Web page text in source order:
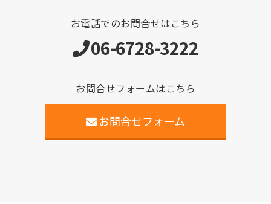
お電話でのお問合せはこちら
06-6728-3222
お問合せフォームはこちら
お問合せフォーム